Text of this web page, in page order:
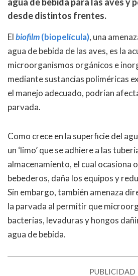
desde distintos frentes.
Elbiofilm(biopelícula), una
agua de bebida de las aves, es la
microorganismos orgánicos e
mediante sustancias poliméricas
el manejo adecuado, podrían
parvada.
Como crece en la superficie del
un ‘limo’ que se adhiere a las
almacenamiento, el cual ocasiona
bebederos, daña los equipos y
Sin embargo, también amenaza
la parvada al permitir que
bacterias, levaduras y hongos
agua de bebida.
PUBLICIDAD